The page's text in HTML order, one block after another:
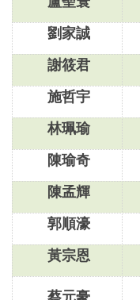
劉家誠
謝筱君
施哲宇
林珮瑜
陳瑜奇
陳孟輝
郭順濠
黃宗恩